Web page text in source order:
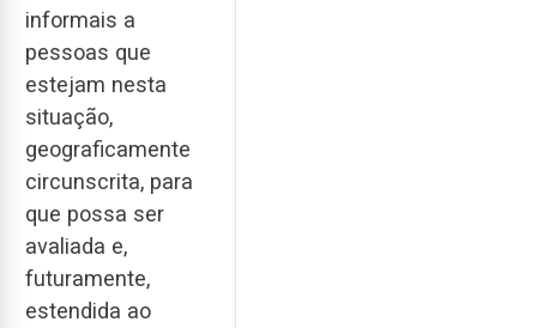
informais a
pessoas que
estejam nesta
situação,
geograficamente
circunscrita, para
que possa ser
avaliada e,
futuramente,
estendida ao